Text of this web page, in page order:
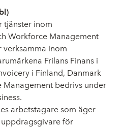
tjänster inom
Workforce Management
verksamma inom
Frilans Finans i
i Finland, Danmark
Management bedrivs under
arbetstagare som äger
för